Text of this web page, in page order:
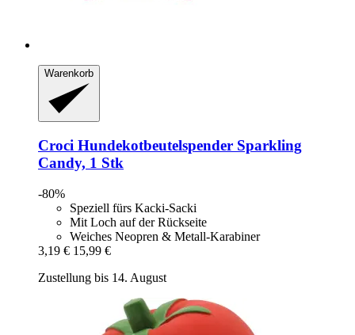
Warenkorb
Croci Hundekotbeutelspender Sparkling
Candy, 1 Stk
-80%
Speziell fürs Kacki-Sacki
Mit Loch auf der Rückseite
Weiches Neopren & Metall-Karabiner
3,19 € 15,99 €
Zustellung bis 14. August